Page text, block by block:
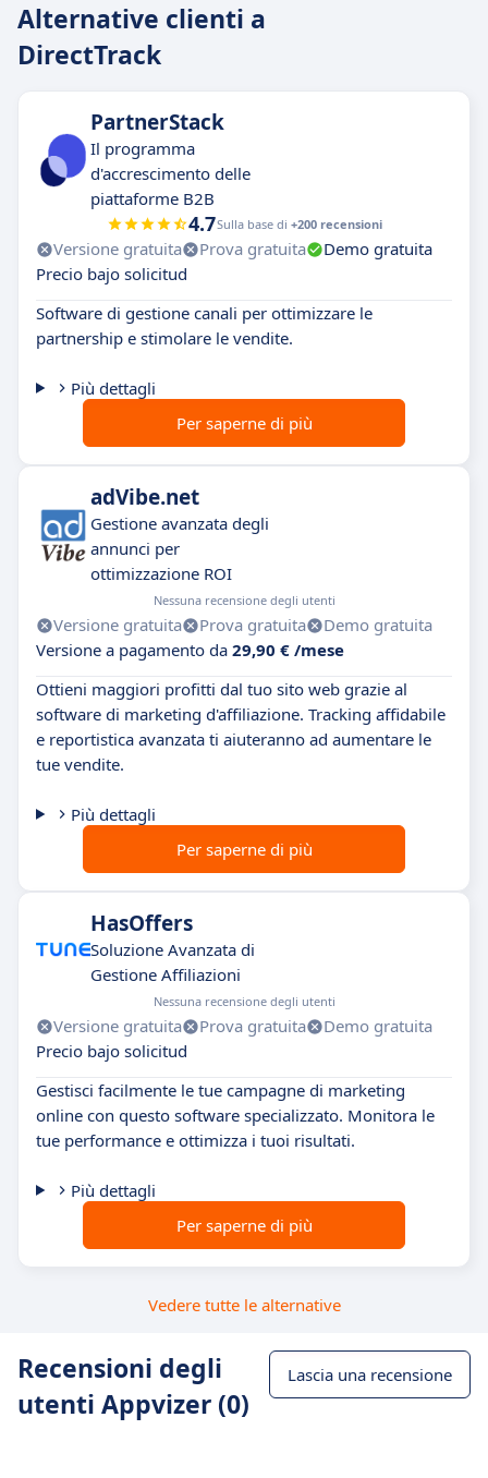
Alternative clienti a
DirectTrack
PartnerStack
Il programma
d'accrescimento delle
piattaforme B2B
4.7Sulla base di +200 recensioni
Versione gratuita Prova gratuita
Demo gratuita
Precio bajo solicitud
Software di gestione canali per ottimizzare le
partnership e stimolare le vendite.
Più dettagli
Per saperne di più
adVibe.net
Gestione avanzata degli
annunci per
ottimizzazione ROI
Nessuna recensione degli utenti
Versione gratuita Prova gratuita
Demo gratuita
Versione a pagamento da 29,90 € /mese
Ottieni maggiori profitti dal tuo sito web grazie al
software di marketing d'affiliazione. Tracking affidabile
e reportistica avanzata ti aiuteranno ad aumentare le
tue vendite.
Più dettagli
Per saperne di più
HasOffers
Soluzione Avanzata di
Gestione Affiliazioni
Nessuna recensione degli utenti
Versione gratuita Prova gratuita
Demo gratuita
Precio bajo solicitud
Gestisci facilmente le tue campagne di marketing
online con questo software specializzato. Monitora le
tue performance e ottimizza i tuoi risultati.
Più dettagli
Per saperne di più
Vedere tutte le alternative
Recensioni degli
utenti Appvizer (0)
Lascia una recensione